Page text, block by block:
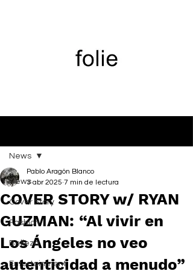
News
Cover Story
Fashion
Belleza
Entertainment
News
COVER STORY w/ RYAN
GUZMAN: “Al vivir en
Los Ángeles no veo
autenticidad a menudo”
Pablo Aragón Blanco
3 abr 2025 7 min de lectura